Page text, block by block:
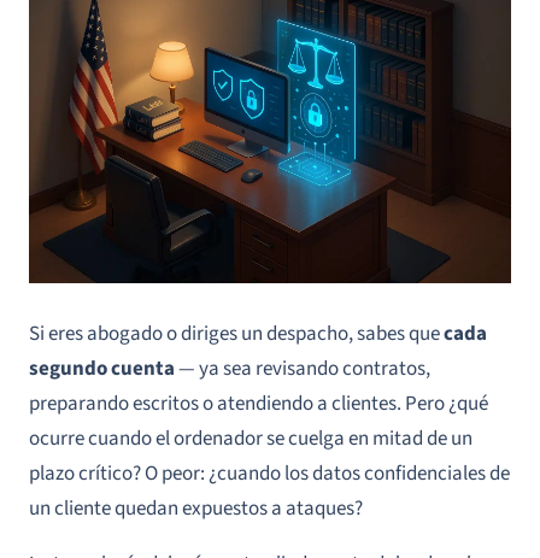
Si eres abogado o diriges un despacho, sabes quecada
segundo cuenta— ya sea revisando contratos,
preparando escritos o atendiendo a clientes. Pero ¿qué
ocurre cuando el ordenador se cuelga en mitad de un
plazo crítico? O peor: ¿cuando los datos confidenciales de
un cliente quedan expuestos a ataques?